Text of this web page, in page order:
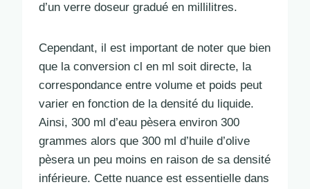
d’un verre doseur gradué en millilitres.
Cependant, il est important de noter que bien
que la conversion cl en ml soit directe, la
correspondance entre volume et poids peut
varier en fonction de la densité du liquide.
Ainsi, 300 ml d’eau pèsera environ 300
grammes alors que 300 ml d’huile d’olive
pèsera un peu moins en raison de sa densité
inférieure. Cette nuance est essentielle dans